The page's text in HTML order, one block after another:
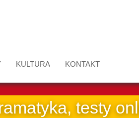
KULTURA KONTAKT
testy